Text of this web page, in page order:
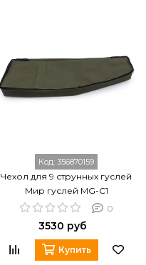
Код: 356870159
Чехол для 9 струнных гуслей
Мир гуслей MG-C1
0
3530 руб
Купить